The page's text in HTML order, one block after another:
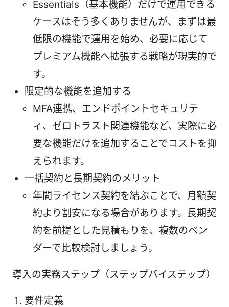
Essentials（基本機能）だけで運用できる
ケースはそう多くありませんが、まずは最
低限の機能で運用を始め、必要に応じて
プレミアム機能へ拡張する戦略が現実的で
す。
限定的な機能を追加する
MFA連携、エンドポイントセキュリテ
ィ、ゼロトラスト関連機能など、実際に必
要な機能だけを追加することでコストを抑
えられます。
一括契約と長期契約のメリット
年間ライセンス契約を結ぶことで、月額契
約より割安になる場合があります。長期契
約を前提とした見積もりを、複数のベン
ダーで比較検討しましょう。
導入の実務ステップ（ステップバイステップ）
要件定義